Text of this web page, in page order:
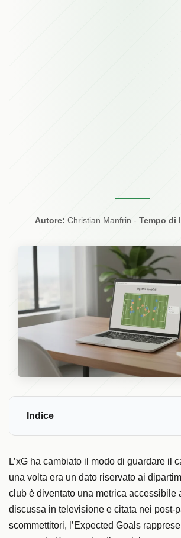
Autore: Christian Manfrin - Tempo di
Indice
L’xG ha cambiato il modo di guardare il
una volta era un dato riservato ai
club è diventato una metrica accessibile
discussa in televisione e citata nei post-
scommettitori, l’Expected Goals